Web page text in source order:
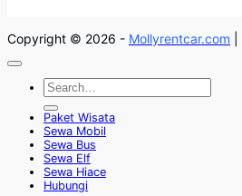
Copyright © 2026 - Mollyrentcar.com
Paket Wisata
Sewa Mobil
Sewa Bus
Sewa Elf
Sewa Hiace
Hubungi